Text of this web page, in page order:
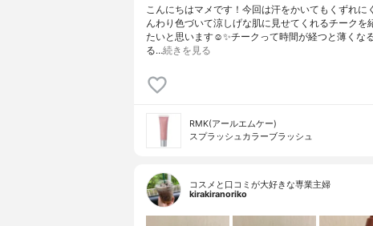
こんにちはマメです！今回は汗をかいてもくずれに
んわり色づいて涼しげな肌に見せてくれるチークを
たいと思います☺️✨チークって時間が経つと薄くな
る…続きを見る
RMK(アールエムケー)
スプラッシュカラーブラッシュ
コスメと口コミが大好きな専業主婦
kirakiranoriko